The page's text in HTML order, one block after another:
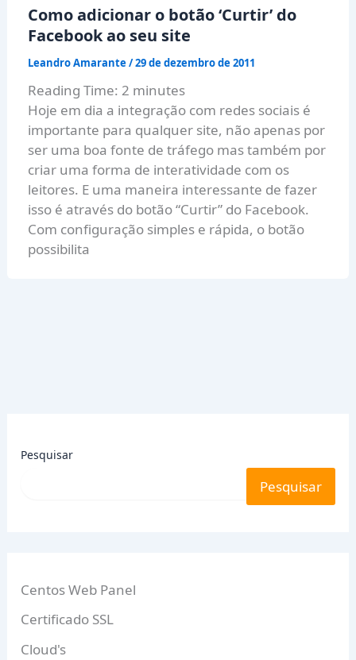
Como adicionar o botão ‘Curtir’ do
Facebook ao seu site
Leandro Amarante/29 de dezembro de 2011
Reading Time: 2 minutes
Hoje em dia a integração com redes sociais é
importante para qualquer site, não apenas por
ser uma boa fonte de tráfego mas também por
criar uma forma de interatividade com os
leitores. E uma maneira interessante de fazer
isso é através do botão “Curtir” do Facebook.
Com configuração simples e rápida, o botão
possibilita
Pesquisar
Pesquisar
Centos Web Panel
Certificado SSL
Cloud's